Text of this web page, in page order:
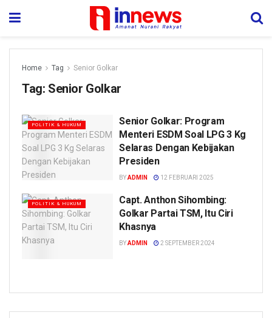
Home Tag Senior Golkar
Tag: Senior Golkar
POLITIK & HUKUM
Senior Golkar: Program
Menteri ESDM Soal LPG 3 Kg
Selaras Dengan Kebijakan
Presiden
BY ADMIN 12 FEBRUARI 2025
POLITIK & HUKUM
Capt. Anthon Sihombing:
Golkar Partai TSM, Itu Ciri
Khasnya
BY ADMIN 2 SEPTEMBER 2024